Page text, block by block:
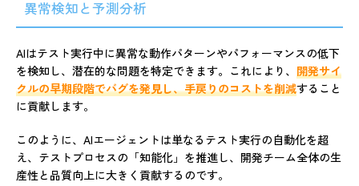
異常検知と予測分析
AIはテスト実行中に異常な動作パターンやパフォーマンスの低下
を検知し、潜在的な問題を特定できます。これにより、 開発サイ
クルの早期段階でバグを発見し、手戻りのコストを削減すること
に貢献します。
このように、AIエージェントは単なるテスト実行の自動化を超
え、テストプロセスの「知能化」を推進し、開発チーム全体の生
産性と品質向上に大きく貢献するのです。